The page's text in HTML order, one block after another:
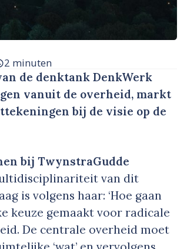
2 minuten
de denktank DenkWerk
vanuit de overheid, markt
bij de visie op de
bij TwynstraGudde
van dit
is volgens haar: ‘Hoe gaan
keuze gemaakt voor radicale
De centrale overheid moet